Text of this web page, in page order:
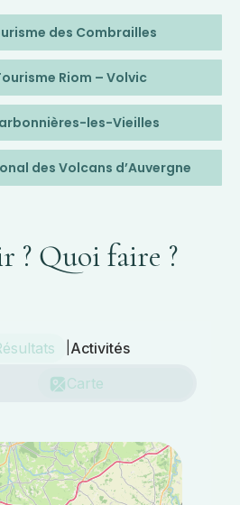
des Combrailles
Riom – Volvic
les-Vieilles
des Volcans d’Auvergne
? Quoi faire ?